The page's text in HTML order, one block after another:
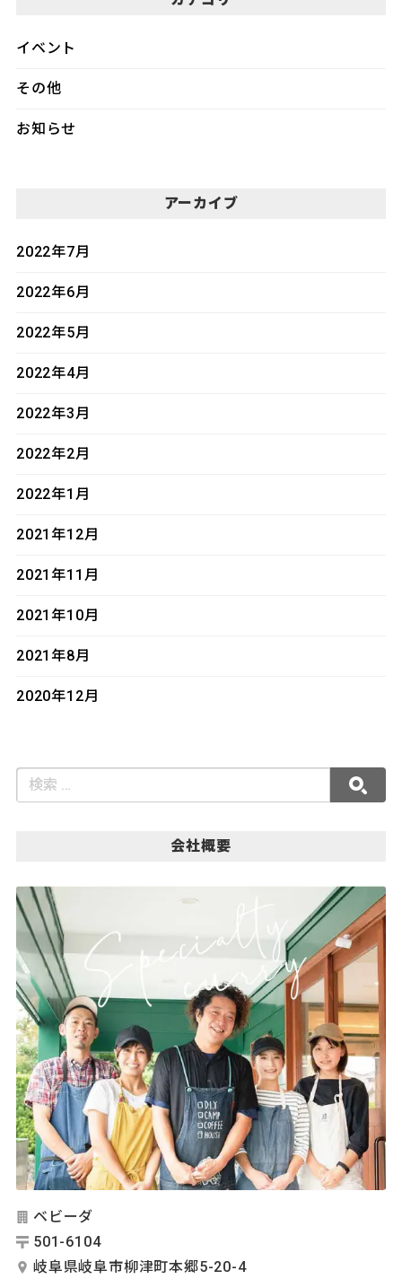
イベント
その他
お知らせ
アーカイブ
2022年7月
2022年6月
2022年5月
2022年4月
2022年3月
2022年2月
2022年1月
2021年12月
2021年11月
2021年10月
2021年8月
2020年12月
会社概要
ベビーダ
501-6104
岐阜県岐阜市柳津町本郷5-20-4